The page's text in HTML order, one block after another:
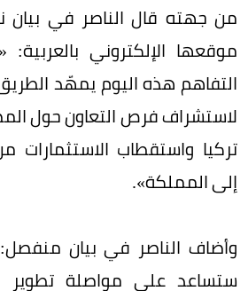
من جهته قال الناصر في بيان
موقعها الإلكتروني
التفاهم هذه اليوم يمهّد
لاستشراف فرص التعاون حول
تركيا واستقطاب الاستثمارات
إلى المملكة».
وأضاف الناصر في بيان
ستساعد على مواصلة تطوير